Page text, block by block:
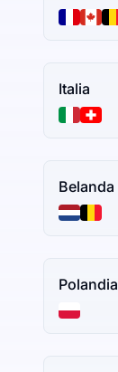
Italia
Belanda
Polandia